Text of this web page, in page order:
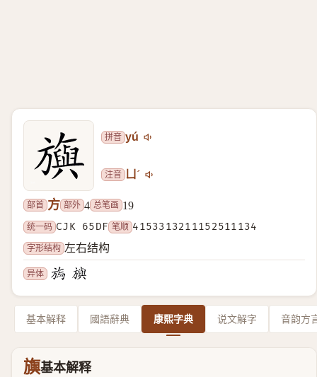
拼音 yú
注音 ㄩˊ
部首 方 部外 4 总笔画 19
统一码 CJK 65DF 笔顺 4153313211152511134
字形结构 左右结构
异体
基本解释 國語辭典 康熙字典 说文解字 音韵方
旟基本解释